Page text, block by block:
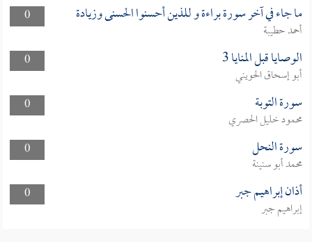
0 ما جاء في آخر سورة براءة و للذين أحسنوا الحسنى وزيادة
أحمد حطيبة
0
الوصايا قبل المنايا 3
أبو إسحاق الحويني
0
سورة التوبة
محمود خليل الحصري
0
سورة النحل
محمد أبو سنينة
0
أذان إبراهيم جبر
إبراهيم جبر